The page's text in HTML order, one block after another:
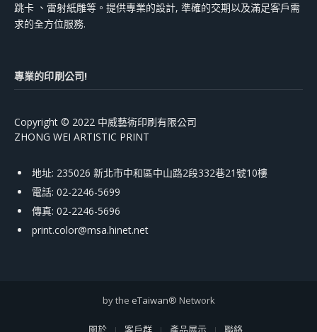
跳卡 、雷射紙雕等。提供專業的設計, 準確的交期以及滿足客戶需
求的全方位服務.
專業的印刷公司!
Copyright © 2022 中威藝術印刷有限公司
ZHONG WEI ARTISTIC PRINT
地址: 235026 新北市中和區中山路2段332巷21號10樓
電話: 02-2246-5699
傳真: 02-2246-5696
print.color@msa.hinet.net
by the eTaiwan® Network
關於 客戶群 產品展示 聯絡